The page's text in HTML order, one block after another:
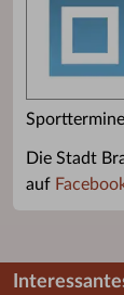
Sporttermine
Die Stadt
auf